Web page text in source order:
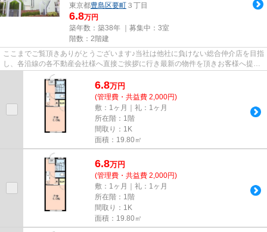
東京都豊島区要町 ３丁目
6.8万円
築年数：築38年 ｜募集中： 3室
階数：2階建
ここまでご覧頂きありがとうございます♪当社は他社に負けない総合仲介店を目指
し、各沿線の各不動産会社様へ直接ご挨拶に行き最新の物件を頂きお客様へ提供
しております！最新の情報は...
6.8万円
(管理費・共益費 2,000円)
敷：1ヶ月｜礼：1ヶ月
所在階：1階
間取り：1K
面積：19.80㎡
6.8万円
(管理費・共益費 2,000円)
敷：1ヶ月｜礼：1ヶ月
所在階：1階
間取り：1K
面積：19.80㎡